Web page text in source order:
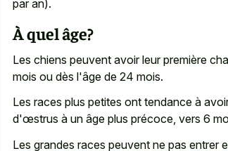
par an).
À quel âge?
Les chiens peuvent avoir leur première
mois ou dès l'âge de 24 mois.
Les races plus petites ont tendance à
d'œstrus à un âge plus précoce, vers 6
Les grandes races peuvent ne pas entrer